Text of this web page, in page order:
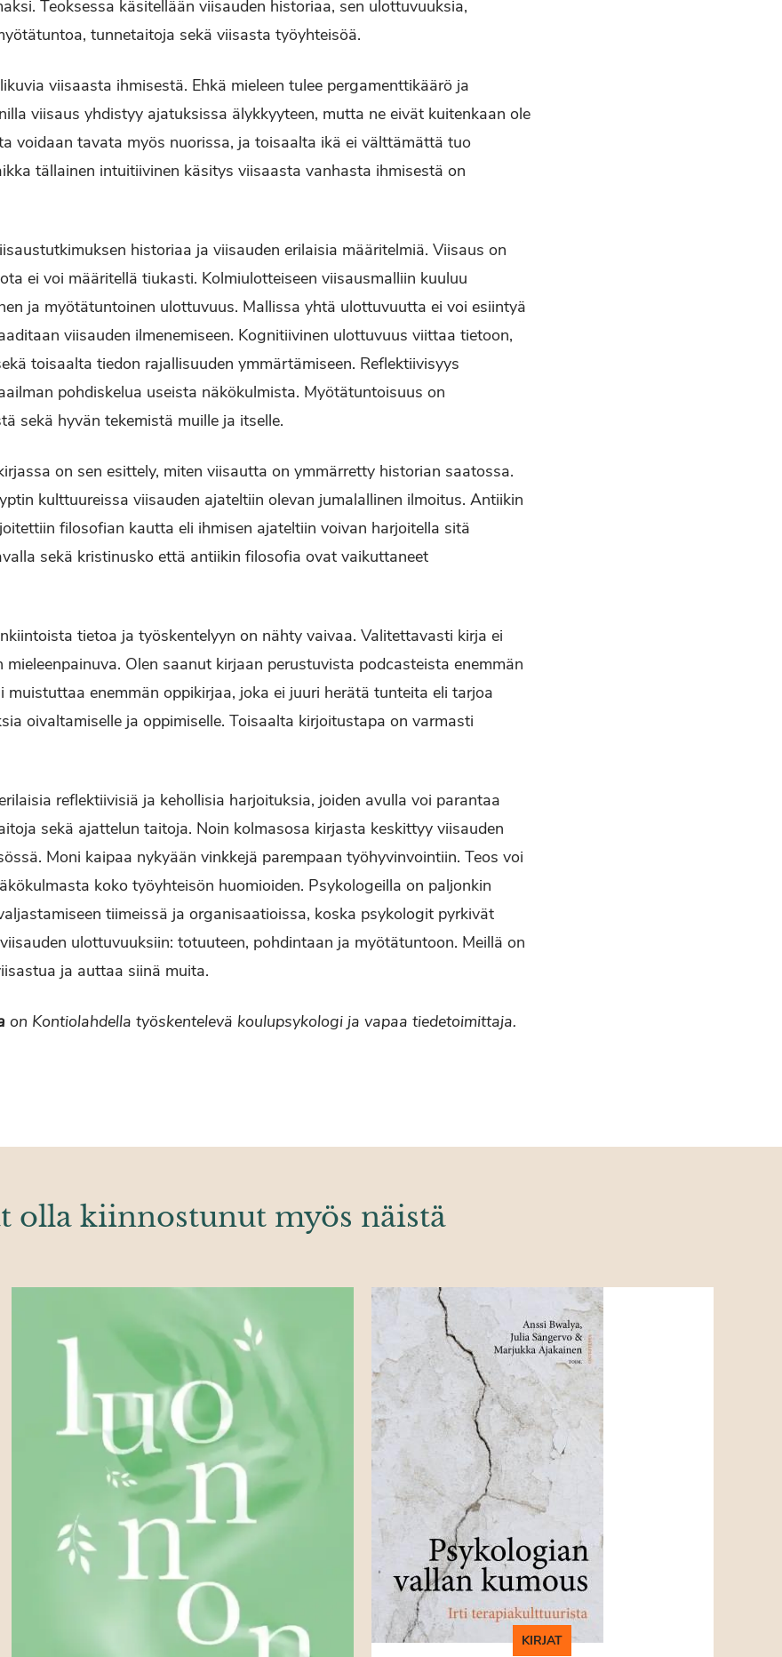
Teoksessa käsitellään viisauden historiaa, sen ulottuvuuksia,
tunnetaitoja sekä viisasta työyhteisöä.
viisaasta ihmisestä. Ehkä mieleen tulee pergamenttikäärö ja
viisaus yhdistyy ajatuksissa älykkyyteen, mutta ne eivät kuitenkaan ole
voidaan tavata myös nuorissa, ja toisaalta ikä ei välttämättä tuo
tällainen intuitiivinen käsitys viisaasta vanhasta ihmisestä on
historiaa ja viisauden erilaisia määritelmiä. Viisaus on
ei voi määritellä tiukasti. Kolmiulotteiseen viisausmalliin kuuluu
ja myötätuntoinen ulottuvuus. Mallissa yhtä ulottuvuutta ei voi esiintyä
viisauden ilmenemiseen. Kognitiivinen ulottuvuus viittaa tietoon,
toisaalta tiedon rajallisuuden ymmärtämiseen. Reflektiivisyys
pohdiskelua useista näkökulmista. Myötätuntoisuus on
sekä hyvän tekemistä muille ja itselle.
on sen esittely, miten viisautta on ymmärretty historian saatossa.
kulttuureissa viisauden ajateltiin olevan jumalallinen ilmoitus. Antiikin
filosofian kautta eli ihmisen ajateltiin voivan harjoitella sitä
sekä kristinusko että antiikin filosofia ovat vaikuttaneet
tietoa ja työskentelyyn on nähty vaivaa. Valitettavasti kirja ei
mieleenpainuva. Olen saanut kirjaan perustuvista podcasteista enemmän
muistuttaa enemmän oppikirjaa, joka ei juuri herätä tunteita eli tarjoa
oivaltamiselle ja oppimiselle. Toisaalta kirjoitustapa on varmasti
reflektiivisiä ja kehollisia harjoituksia, joiden avulla voi parantaa
sekä ajattelun taitoja. Noin kolmasosa kirjasta keskittyy viisauden
Moni kaipaa nykyään vinkkejä parempaan työhyvinvointiin. Teos voi
koko työyhteisön huomioiden. Psykologeilla on paljonkin
tiimeissä ja organisaatioissa, koska psykologit pyrkivät
ulottuvuuksiin: totuuteen, pohdintaan ja myötätuntoon. Meillä on
ja auttaa siinä muita.
on Kontiolahdella työskentelevä koulupsykologi ja vapaa tiedetoimittaja.
olla kiinnostunut myös näistä
KIRJAT